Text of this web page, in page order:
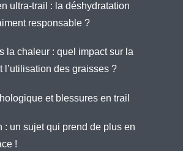
ultra-trail : la déshydratation
responsable ?
la chaleur : quel impact sur la
l’utilisation des graisses ?
et blessures en trail
: un sujet qui prend de plus en
!